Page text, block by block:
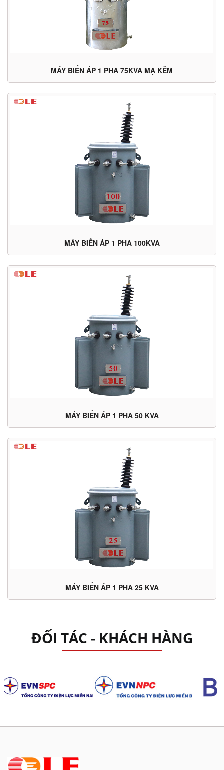
MÁY BIẾN ÁP 1 PHA 75KVA MẠ KẼM
MÁY BIẾN ÁP 1 PHA 100KVA
MÁY BIẾN ÁP 1 PHA 50 KVA
MÁY BIẾN ÁP 1 PHA 25 KVA
ĐỐI TÁC - KHÁCH HÀNG